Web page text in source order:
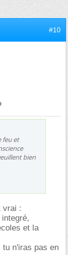
#10
feu et
bien
vrai :
et la
tu n'iras pas en